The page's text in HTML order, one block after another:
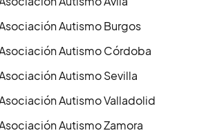
Autismo Burgos
Autismo Córdoba
Autismo Sevilla
Autismo Valladolid
Autismo Zamora